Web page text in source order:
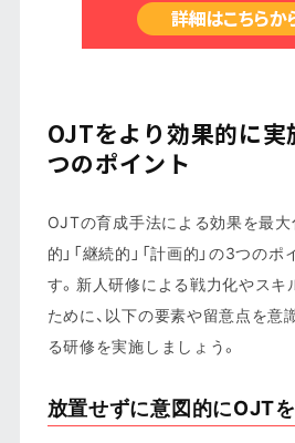
OJTをより効果的に
つのポイント
OJTの育成手法による効果を最大
的」「継続的」「計画的」の3つの
す。新人研修による戦力化やスキ
ために、以下の要素や留意点を意
る研修を実施しましょう。
放置せずに意図的にOJT